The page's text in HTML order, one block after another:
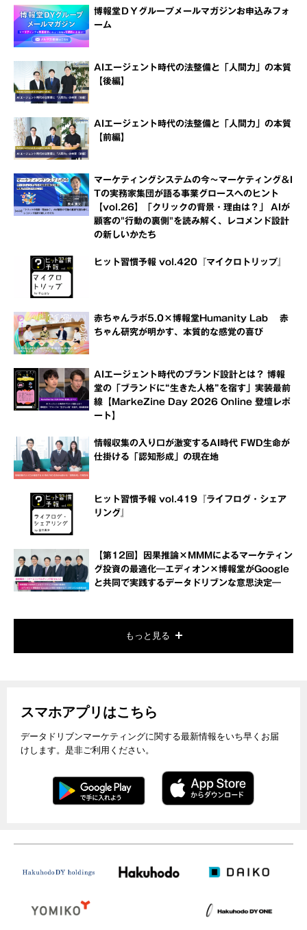
博報堂ＤＹグループメールマガジンお申込みフォ
ーム
AIエージェント時代の法整備と「人間力」の本質
【後編】
AIエージェント時代の法整備と「人間力」の本質
【前編】
マーケティングシステムの今～マーケティング＆I
Tの実務家集団が語る事業グロースへのヒント
【vol.26】「クリックの背景・理由は？」 AIが
顧客の"行動の裏側"を読み解く、レコメンド設計
の新しいかたち
ヒット習慣予報 vol.420『マイクロトリップ』
赤ちゃんラボ5.0×博報堂Humanity Lab 赤
ちゃん研究が明かす、本質的な感覚の喜び
AIエージェント時代のブランド設計とは？ 博報
堂の「ブランドに“生きた人格”を宿す」実装最前
線【MarkeZine Day 2026 Online 登壇レポ
ート】
情報収集の入り口が激変するAI時代 FWD生命が
仕掛ける「認知形成」の現在地
ヒット習慣予報 vol.419『ライフログ・シェア
リング』
【第12回】因果推論×MMMによるマーケティン
グ投資の最適化―エディオン×博報堂がGoogle
と共同で実践するデータドリブンな意思決定―
もっと見る
スマホアプリはこちら
データドリブンマーケティングに関する最新情報をいち早くお届
けします。是非ご利用ください。